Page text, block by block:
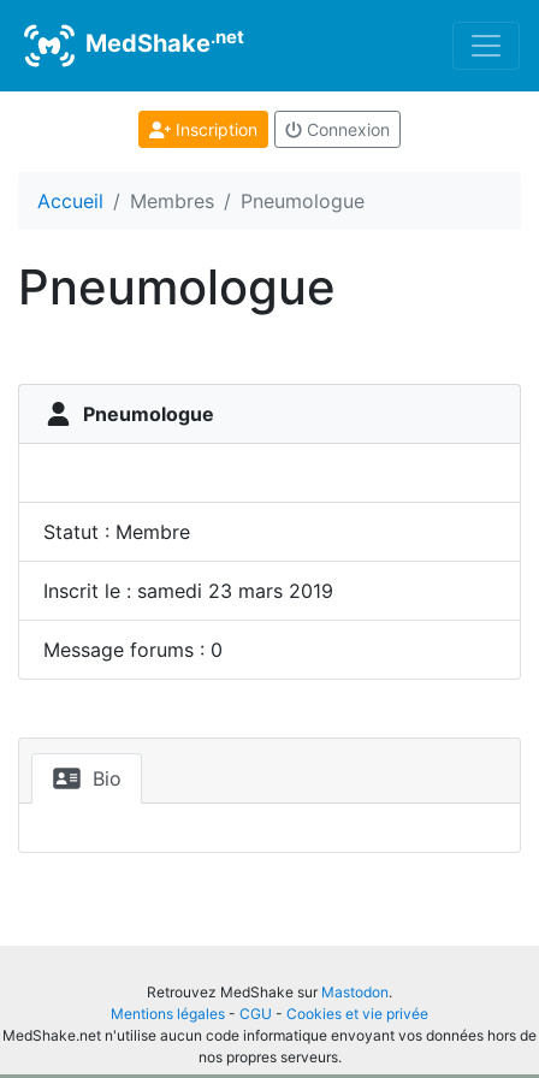
MedShake.net
Inscription Connexion
Accueil Membres Pneumologue
Pneumologue
Pneumologue
Statut : Membre
Inscrit le : samedi 23 mars 2019
Message forums : 0
Bio
Retrouvez MedShake sur Mastodon.
Mentions légales - CGU - Cookies et vie privée
MedShake.net n'utilise aucun code informatique envoyant vos données hors de
nos propres serveurs.